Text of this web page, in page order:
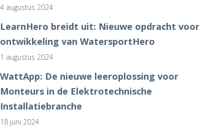
4 augustus 2024
LearnHero breidt uit: Nieuwe opdracht voor
ontwikkeling van WatersportHero
1 augustus 2024
WattApp: De nieuwe leeroplossing voor
Monteurs in de Elektrotechnische
Installatiebranche
18 juni 2024